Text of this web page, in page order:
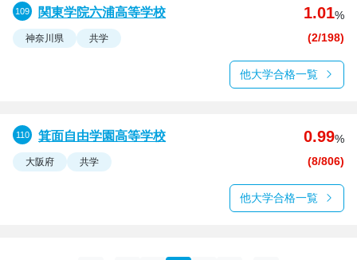
関東学院六浦高等学校 1.01%
神奈川県 共学 (2/198)
他大学合格一覧
箕面自由学園高等学校 0.99%
大阪府 共学 (8/806)
他大学合格一覧